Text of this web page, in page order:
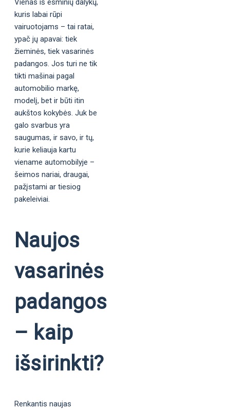
Vienas iš esminių dalykų,
kuris labai rūpi
vairuotojams – tai ratai,
ypač jų apavai: tiek
žieminės, tiek vasarinės
padangos. Jos turi ne tik
tikti mašinai pagal
automobilio markę,
modelį, bet ir būti itin
aukštos kokybės. Juk be
galo svarbus yra
saugumas, ir savo, ir tų,
kurie keliauja kartu
viename automobilyje –
šeimos nariai, draugai,
pažįstami ar tiesiog
pakeleiviai.
Naujos
vasarinės
padangos
– kaip
išsirinkti?
Renkantis naujas